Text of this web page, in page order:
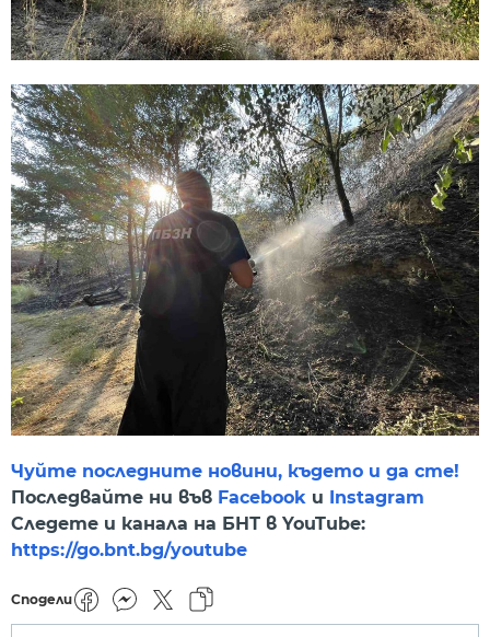
Чуйте последните новини, където и да сте!
Последвайте ни във Facebook и
Instagram
Следете и канала на БНТ в YouTube:
https://go.bnt.bg/youtube
Сподели